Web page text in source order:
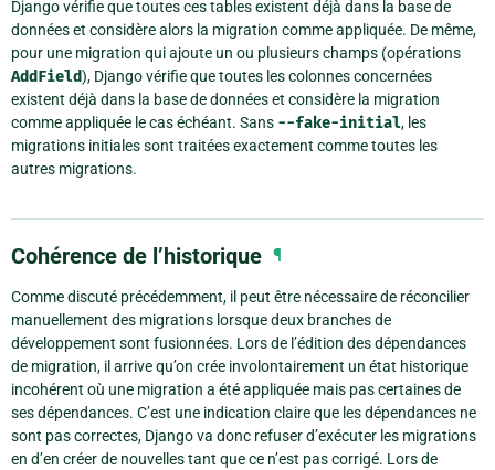
Django vérifie que toutes ces tables existent déjà dans la base de
données et considère alors la migration comme appliquée. De même,
pour une migration qui ajoute un ou plusieurs champs (opérations
AddField), Django vérifie que toutes les colonnes concernées
existent déjà dans la base de données et considère la migration
comme appliquée le cas échéant. Sans --fake-initial, les
migrations initiales sont traitées exactement comme toutes les
autres migrations.
Cohérence de l’historique ¶
Comme discuté précédemment, il peut être nécessaire de réconcilier
manuellement des migrations lorsque deux branches de
développement sont fusionnées. Lors de l’édition des dépendances
de migration, il arrive qu’on crée involontairement un état historique
incohérent où une migration a été appliquée mais pas certaines de
ses dépendances. C’est une indication claire que les dépendances ne
sont pas correctes, Django va donc refuser d’exécuter les migrations
en d’en créer de nouvelles tant que ce n’est pas corrigé. Lors de